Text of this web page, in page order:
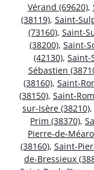
Vérand (69620),
(38119), Saint-
(73160), Saint-
(38200), Saint-
(42130), Saint-
Sébastien
(38160), Saint-
(38150), Saint-
sur-Isère (38210),
Prim (38370),
Pierre-de-
(38160), Saint-
de-Bressieux